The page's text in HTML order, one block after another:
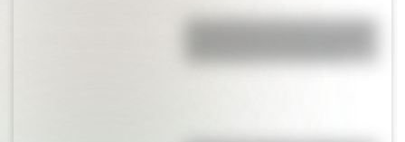
San Clemente del Tuyú: conocé